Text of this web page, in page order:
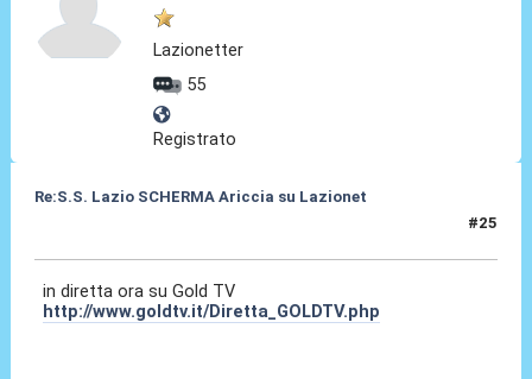
Lazionetter
55
Registrato
Re:S.S. Lazio SCHERMA Ariccia su Lazionet
#25
in diretta ora su Gold TV
http://www.goldtv.it/Diretta_GOLDTV.php